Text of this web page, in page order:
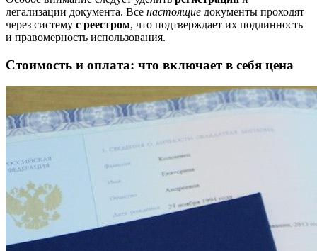
легализации документа. Все настоящие документы проходят
через систему с реестром, что подтверждает их подлинность
и правомерность использования.
Стоимость и оплата: что включает в себя цена